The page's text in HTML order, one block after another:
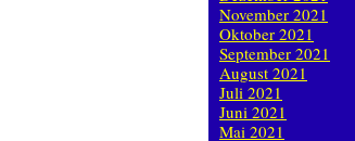
November 2021
Oktober 2021
September 2021
August 2021
Juli 2021
Juni 2021
Mai 2021